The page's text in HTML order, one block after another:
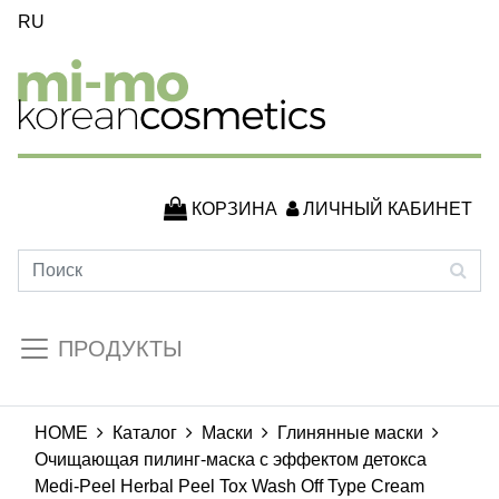
RU
ЛИЧНЫЙ КАБИНЕТ
КОРЗИНА
ПРОДУКТЫ
HOME Каталог Маски
Глинянные маски
Очищающая пилинг-маска с эффектом детокса
Medi-Peel Herbal Peel Tox Wash Off Type Cream